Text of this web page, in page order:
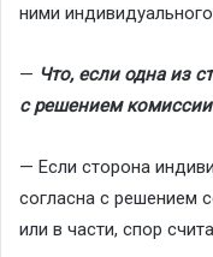
ними
— Что, если одна из
с решением
— Если сторона
согласна с решением
или в части, спор